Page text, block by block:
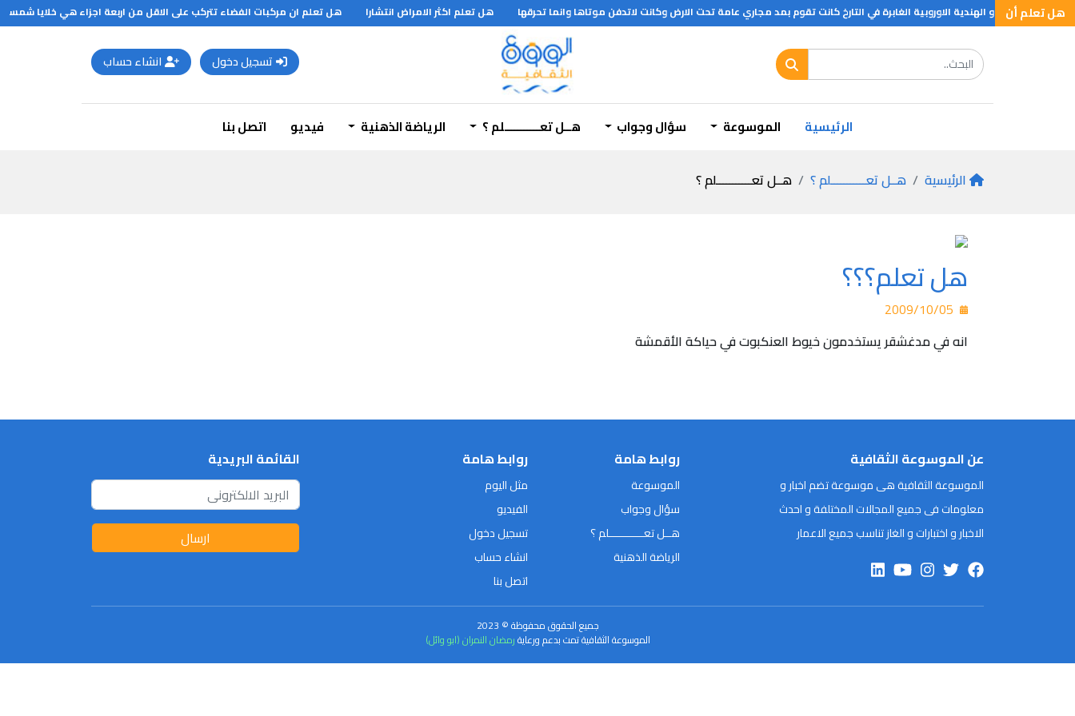
هل تعلم أن
الآرية او الهندية الاوروبية الغابرة في التارخ كانت تقوم بمد مجاري عامة تحت الارض وكانت لاتدفن موتاها وانما تحرقها هل تعلم اكثر الامراض انتشارا
هل تعلم ان مركبات الفضاء تتركب على الاقل من اربعة اجزاء هي خلايا شمسية
تسجيل دخول انشاء حساب
الرئيسية الموسوعة سؤال وجواب هــل تعـــــــــــلم ؟ الرياضة الذهنية فيديو اتصل بنا
الرئيسية هــل تعـــــــــــلم ؟ هــل تعـــــــــــلم ؟
هل تعلم؟؟؟
انه في مدغشقر يستخدمون خيوط العنكبوت في حياكة الأقمشة
عن الموسوعة الثقافية
الموسوعة الثقافية هى موسوعة تضم اخبار و
معلومات فى جميع المجالات المختلفة و احدث
الاخبار و اختبارات و الغاز تناسب جميع الاعمار
روابط هامة
الموسوعة
سؤال وجواب
هــل تعـــــــــــلم ؟
الرياضة الذهنية
روابط هامة
مثل اليوم
الفيديو
تسجيل دخول
انشاء حساب
اتصل بنا
القائمة البريدية
ارسال
جميع الحقوق محفوظة © 2023
الموسوعة الثقافية تمت بدعم ورعايةرمضان النمران (ابو وائل)